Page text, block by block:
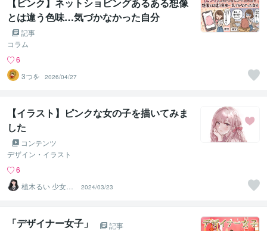
とは違う色味…気づかなかった自分
記事
コラム
6
3つを
2026/04/27
【イラスト】ピンクな女の子を描いてみま
した
コンテンツ
デザイン・イラスト
6
植木るい 少女漫
画イラスト
2024/03/23
「デザイナー女子」
記事